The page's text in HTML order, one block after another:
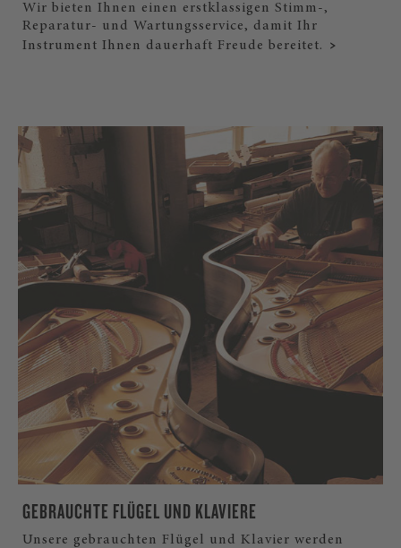
Wir bieten Ihnen einen erstklassigen Stimm-,
Reparatur- und Wartungsservice, damit Ihr
Instrument Ihnen dauerhaft Freude bereitet.
GEBRAUCHTE FLÜGEL UND KLAVIERE
Unsere gebrauchten Flügel und Klavier werden